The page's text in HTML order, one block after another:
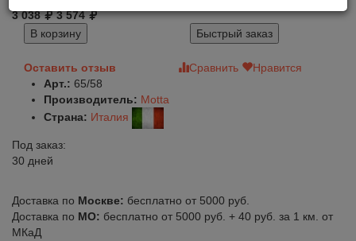
3 038
3 574
В корзину
Быстрый заказ
Оставить отзыв Сравнить
Нравится
Арт.: 65/58
Производитель: Motta
Страна: Италия
Под заказ:
30 дней
Доставка по Москве: бесплатно от 5000 руб.
Доставка по МО: бесплатно от 5000 руб. + 40 руб. за 1 км. от
МКаД